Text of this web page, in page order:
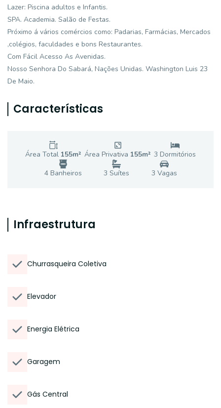
Lazer: Piscina adultos e Infantis.
SPA. Academia. Salão de Festas.
Próximo á vários comércios como: Padarias, Farmácias, Mercados
,colégios, faculdades e bons Restaurantes.
Com Fácil Acesso As Avenidas.
Nosso Senhora Do Sabará, Nações Unidas. Washington Luis 23
De Maio.
Características
Área Total 155m² Área Privativa 155m² 3 Dormitórios
4Banheiros 3 Suítes 3 Vagas
Infraestrutura
Churrasqueira Coletiva
Elevador
Energia Elétrica
Garagem
Gás Central